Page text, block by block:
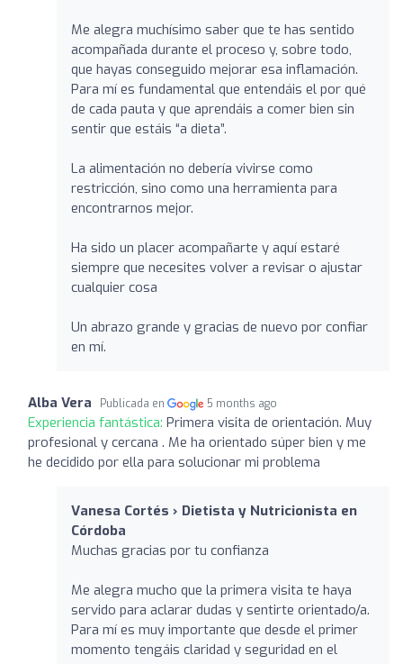
Me alegra muchísimo saber que te has sentido
acompañada durante el proceso y, sobre todo,
que hayas conseguido mejorar esa inflamación.
Para mí es fundamental que entendáis el por qué
de cada pauta y que aprendáis a comer bien sin
sentir que estáis “a dieta”.
La alimentación no debería vivirse como
restricción, sino como una herramienta para
encontrarnos mejor.
Ha sido un placer acompañarte y aquí estaré
siempre que necesites volver a revisar o ajustar
cualquier cosa
Un abrazo grande y gracias de nuevo por confiar
en mí.
Alba Vera Publicada en 5 months ago
Experiencia fantástica: Primera visita de orientación. Muy
profesional y cercana . Me ha orientado súper bien y me
he decidido por ella para solucionar mi problema
Vanesa Cortés › Dietista y Nutricionista en
Córdoba
Muchas gracias por tu confianza
Me alegra mucho que la primera visita te haya
servido para aclarar dudas y sentirte orientado/a.
Para mí es muy importante que desde el primer
momento tengáis claridad y seguridad en el